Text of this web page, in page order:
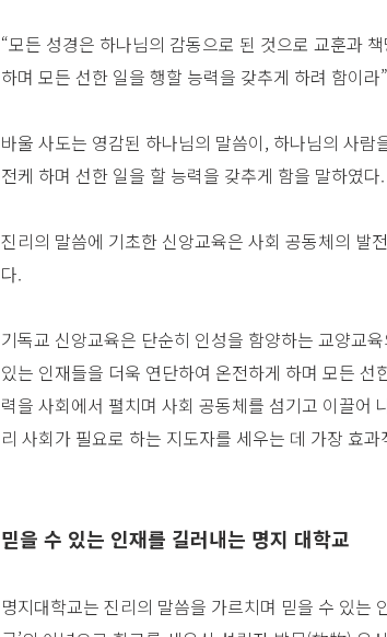
“모든 성경은 하나님의 감동으로 된 것으로 교훈과
하며 모든 선한 일을 행할 능력을 갖추게 하려 함이라
바울 사도는 영감된 하나님의 말씀이, 하나님의 사
전케 하며 선한 일을 할 능력을 갖추게 함을 말하였다.
진리의 말씀에 기초한 신앙교육은 사회 공동체의 발
다.
기독교 신앙교육은 단순히 인성을 함양하는 교양교
있는 인재들을 더욱 연단하여 온전하게 하며 모든
력을 사회에서 펼치며 사회 공동체를 섬기고 이끌어
리 사회가 필요로 하는 지도자를 세우는 데 가장 효
믿을 수 있는 인재를 길러내는 명지 대학교
명지대학교는 진리의 말씀을 가르치며 믿을 수 있는